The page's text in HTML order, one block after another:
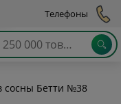
Телефоны
сосны Бетти №38